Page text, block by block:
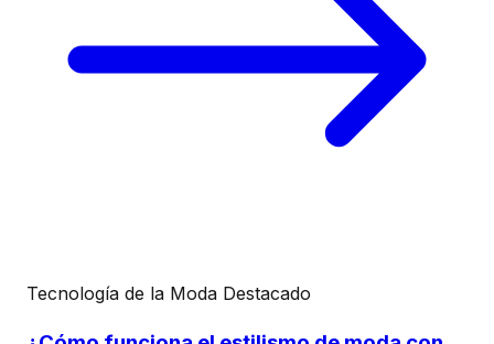
Tecnología de la Moda Destacado